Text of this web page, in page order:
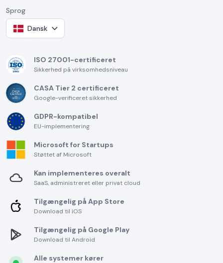
Sprog
Dansk
ISO 27001-certificeret
Sikkerhed på virksomhedsniveau
CASA Tier 2 certificeret
Google-verificeret sikkerhed
GDPR-kompatibel
EU-implementering
Microsoft for Startups
Støttet af Microsoft
Kan implementeres overalt
SaaS, administreret eller privat cloud
Tilgængelig på App Store
Download til iOS
Tilgængelig på Google Play
Download til Android
Alle systemer kører